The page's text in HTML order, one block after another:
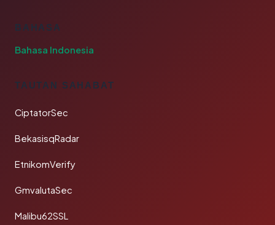
BAHASA
Bahasa Indonesia
TAUTAN SAHABAT
CiptatorSec
BekasisqRadar
EtnikomVerify
GmvalutaSec
Malibu62SSL